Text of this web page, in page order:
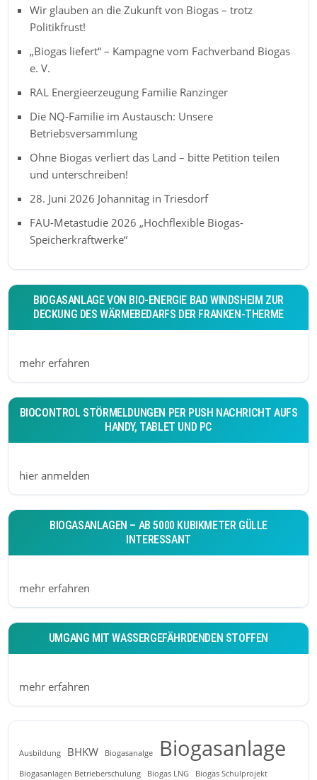
Wir glauben an die Zukunft von Biogas – trotz
Politikfrust!
„Biogas liefert“ – Kampagne vom Fachverband Biogas
e. V.
RAL Energieerzeugung Familie Ranzinger
Die NQ-Familie im Austausch: Unsere
Betriebsversammlung
Ohne Biogas verliert das Land – bitte Petition teilen
und unterschreiben!
28. Juni 2026 Johannitag in Triesdorf
FAU-Metastudie 2026 „Hochflexible Biogas-
Speicherkraftwerke“
BIOGASANLAGE VON BIO-ENERGIE BAD WINDSHEIM ZUR
DECKUNG DES WÄRMEBEDARFS DER FRANKEN-THERME
mehr erfahren
BIOCONTROL STÖRMELDUNGEN PER PUSH NACHRICHT AUFS
HANDY, TABLET UND PC
hier anmelden
BIOGASANLAGEN – AB 5000 KUBIKMETER GÜLLE
INTERESSANT
mehr erfahren
UMGANG MIT WASSERGEFÄHRDENDEN STOFFEN
mehr erfahren
Ausbildung BHKW Biogasanalge Biogasanlage
Biogasanlagen Betrieberschulung Biogas LNG Biogas Schulprojekt